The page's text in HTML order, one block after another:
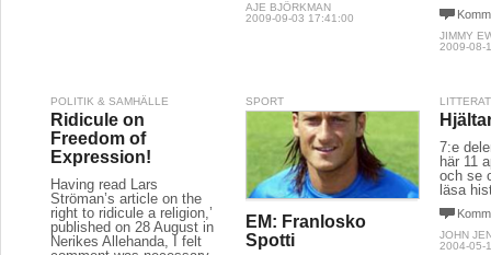
AJE BJÖRKMAN
2009-09-03 17:41:00
JIMMY
2009-08-
POLITIK & SAMHÄLLE
Ridicule on
Freedom of
Expression!
Having read Lars
Ströman’s article on the
right to ridicule a religion,’
published on 28 August in
Nerikes Allehanda, I felt
SPORT
EM: Franlosko
Spotti
7:e
här 11
och se
läsa
JOHN
2004-05-